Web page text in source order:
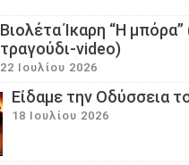
Βιολέτα Ίκαρη “Η μπόρα”
τραγούδι-video)
22 Ιουλίου 2026
Eίδαμε την Οδύσσεια
18 Ιουλίου 2026